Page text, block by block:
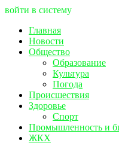
войти в систему
Главная
Новости
Общество
Образование
Культура
Погода
Происшествия
Здоровье
Спорт
Промышленность и
ЖКХ